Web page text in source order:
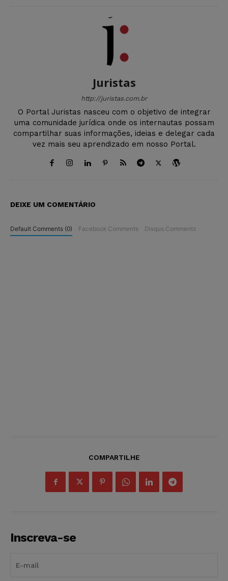
Juristas
http://juristas.com.br
O Portal Juristas nasceu com o objetivo de integrar
uma comunidade jurídica onde os internautas possam
compartilhar suas informações, ideias e delegar cada
vez mais seu aprendizado em nosso Portal.
DEIXE UM COMENTÁRIO
Default Comments (0) Facebook Comments Disqus Comments
COMPARTILHE
Inscreva-se